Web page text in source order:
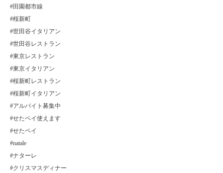
#田園都市線
#桜新町
#世田谷イタリアン
#世田谷レストラン
#東京レストラン
#東京イタリアン
#桜新町レストラン
#桜新町イタリアン
#アルバイト募集中
#せたペイ使えます
#せたペイ
#natale
#ナターレ
#クリスマスディナー